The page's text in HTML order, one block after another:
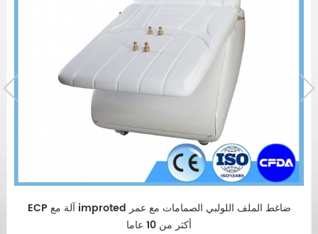
ECP آلة مع improted ضاغط الملف اللولبي الصمامات مع عمر
أكثر من 10 عاما